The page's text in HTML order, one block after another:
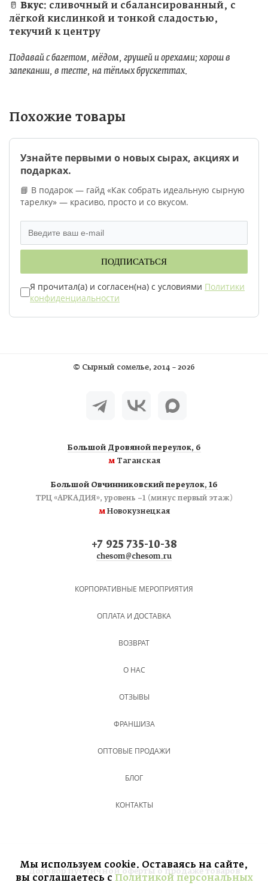
🥛 Вкус: сливочный и сбалансированный, с
лёгкой кислинкой и тонкой сладостью,
текучий к центру
Подавай с багетом, мёдом, грушей и орехами; хорош в
запекании, в тесте, на тёплых брускеттах.
Похожие товары
Узнайте первыми о новых сырах, акциях и
подарках.
📘 В подарок — гайд «Как собрать идеальную сырную
тарелку» — красиво, просто и со вкусом.
ПОДПИСАТЬСЯ
Я прочитал(а) и согласен(на) с условиями Политики
конфиденциальности
© Сырный сомелье, 2014 – 2026
Большой Дровяной переулок, 6
мТаганская
Большой Овчинниковский переулок, 16
ТРЦ «АРКАДИЯ», уровень −1 (минус первый этаж)
мНовокузнецкая
+7 925 735-10-38
chesom@chesom.ru
КОРПОРАТИВНЫЕ МЕРОПРИЯТИЯ
ОПЛАТА И ДОСТАВКА
ВОЗВРАТ
О НАС
ОТЗЫВЫ
ФРАНШИЗА
ОПТОВЫЕ ПРОДАЖИ
БЛОГ
КОНТАКТЫ
Мы используем cookie. Оставаясь на сайте,
вы соглашаетесь с Политикой персональных
Договор публичной оферты о продаже товаров